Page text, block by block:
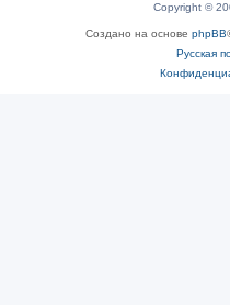
Copyright ©
Создано на основе phpBB
Русская